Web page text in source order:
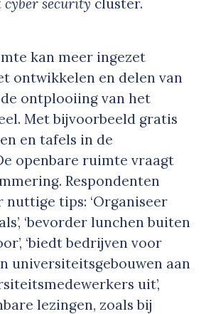
cyber security cluster.
kan meer ingezet
ontwikkelen en delen van
ontplooiing van het
Met bijvoorbeeld gratis
en tafels in de
openbare ruimte vraagt
Respondenten
nuttige tips: ‘Organiseer
‘bevorder lunchen buiten
‘biedt bedrijven voor
universiteitsgebouwen aan
uit’,
lezingen, zoals bij